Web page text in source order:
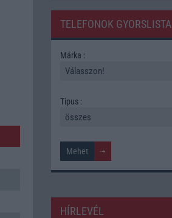
TELEFONOK GYORSLISTA
Márka :
Tipus :
HÍRLEVÉL